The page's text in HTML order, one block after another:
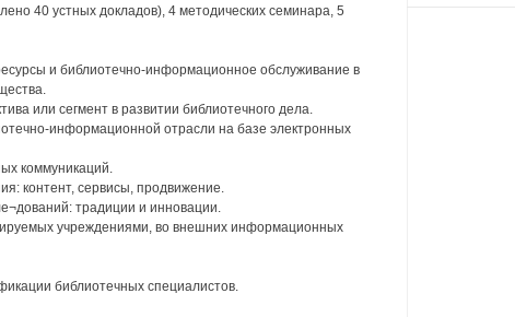
40 устных докладов), 4 методических семинара, 5
и библиотечно-информационное обслуживание в
или сегмент в развитии библиотечного дела.
информационной отрасли на базе электронных
коммуникаций.
контент, сервисы, продвижение.
традиции и инновации.
учреждениями, во внешних информационных
библиотечных специалистов.